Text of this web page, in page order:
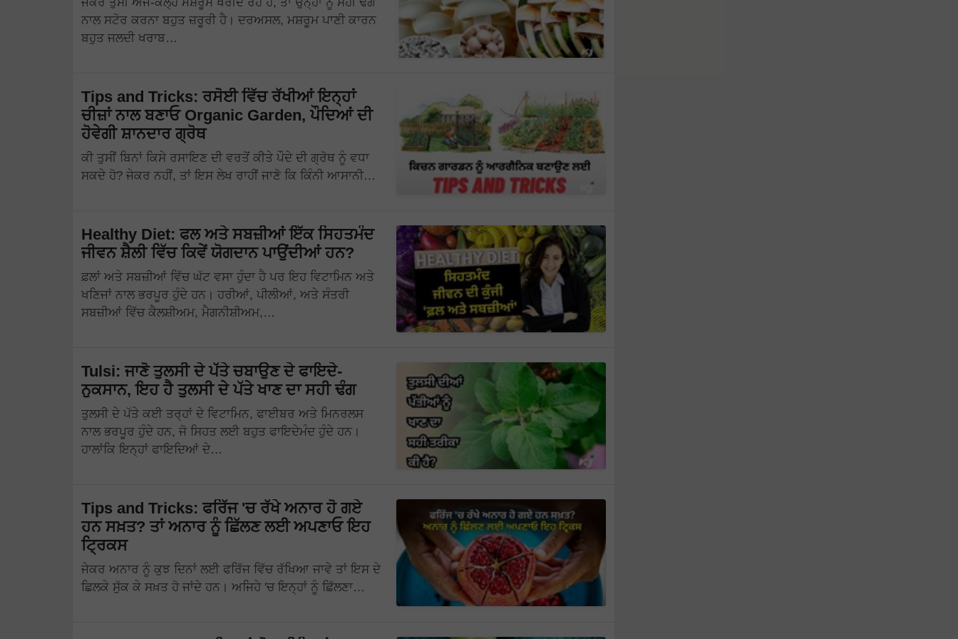
ਨਾਲ ਸਟੋਰ ਕਰਨਾ ਬਹੁਤ ਜ਼ਰੂਰੀ ਹੈ। ਦਰਅਸਲ, ਮਸ਼ਰੂਮ ਪਾਣੀ ਕਾਰਨ
ਬਹੁਤ ਜਲਦੀ ਖਰਾਬ…
Tips and Tricks: ਰਸੋਈ ਵਿੱਚ ਰੱਖੀਆਂ ਇਨ੍ਹਾਂ
ਚੀਜ਼ਾਂ ਨਾਲ ਬਣਾਓ Organic Garden, ਪੌਦਿਆਂ ਦੀ
ਹੋਵੇਗੀ ਸ਼ਾਨਦਾਰ ਗ੍ਰੋਥ
ਕੀ ਤੁਸੀਂ ਬਿਨਾਂ ਕਿਸੇ ਰਸਾਇਣ ਦੀ ਵਰਤੋਂ ਕੀਤੇ ਪੌਦੇ ਦੀ ਗ੍ਰੋਥ ਨੂੰ ਵਧਾ
ਸਕਦੇ ਹੋ? ਜੇਕਰ ਨਹੀਂ, ਤਾਂ ਇਸ ਲੇਖ ਰਾਹੀਂ ਜਾਣੋ ਕਿ ਕਿੰਨੀ ਆਸਾਨੀ…
Healthy Diet: ਫਲ ਅਤੇ ਸਬਜ਼ੀਆਂ ਇੱਕ ਸਿਹਤਮੰਦ
ਜੀਵਨ ਸ਼ੈਲੀ ਵਿੱਚ ਕਿਵੇਂ ਯੋਗਦਾਨ ਪਾਉਂਦੀਆਂ ਹਨ?
ਫ਼ਲਾਂ ਅਤੇ ਸਬਜ਼ੀਆਂ ਵਿੱਚ ਘੱਟ ਵਸਾ ਹੁੰਦਾ ਹੈ ਪਰ ਇਹ ਵਿਟਾਮਿਨ ਅਤੇ
ਖਣਿਜਾਂ ਨਾਲ ਭਰਪੂਰ ਹੁੰਦੇ ਹਨ। ਹਰੀਆਂ, ਪੀਲੀਆਂ, ਅਤੇ ਸੰਤਰੀ
ਸਬਜ਼ੀਆਂ ਵਿੱਚ ਕੈਲਸ਼ੀਅਮ, ਮੈਗਨੀਸ਼ੀਅਮ,…
Tulsi: ਜਾਣੋ ਤੁਲਸੀ ਦੇ ਪੱਤੇ ਚਬਾਉਣ ਦੇ ਫਾਇਦੇ-
ਨੁਕਸਾਨ, ਇਹ ਹੈ ਤੁਲਸੀ ਦੇ ਪੱਤੇ ਖਾਣ ਦਾ ਸਹੀ ਢੰਗ
ਤੁਲਸੀ ਦੇ ਪੱਤੇ ਕਈ ਤਰ੍ਹਾਂ ਦੇ ਵਿਟਾਮਿਨ, ਫਾਈਬਰ ਅਤੇ ਮਿਨਰਲਸ
ਨਾਲ ਭਰਪੂਰ ਹੁੰਦੇ ਹਨ, ਜੋ ਸਿਹਤ ਲਈ ਬਹੁਤ ਫਾਇਦੇਮੰਦ ਹੁੰਦੇ ਹਨ।
ਹਾਲਾਂਕਿ ਇਨ੍ਹਾਂ ਫਾਇਦਿਆਂ ਦੇ…
Tips and Tricks: ਫਰਿੱਜ 'ਚ ਰੱਖੇ ਅਨਾਰ ਹੋ ਗਏ
ਹਨ ਸਖ਼ਤ? ਤਾਂ ਅਨਾਰ ਨੂੰ ਛਿੱਲਣ ਲਈ ਅਪਣਾਓ ਇਹ
ਟ੍ਰਿਕਸ
ਜੇਕਰ ਅਨਾਰ ਨੂੰ ਕੁਝ ਦਿਨਾਂ ਲਈ ਫਰਿੱਜ ਵਿੱਚ ਰੱਖਿਆ ਜਾਵੇ ਤਾਂ ਇਸ ਦੇ
ਛਿਲਕੇ ਸੁੱਕ ਕੇ ਸਖ਼ਤ ਹੋ ਜਾਂਦੇ ਹਨ। ਅਜਿਹੇ 'ਚ ਇਨ੍ਹਾਂ ਨੂੰ ਛਿੱਲਣਾ…